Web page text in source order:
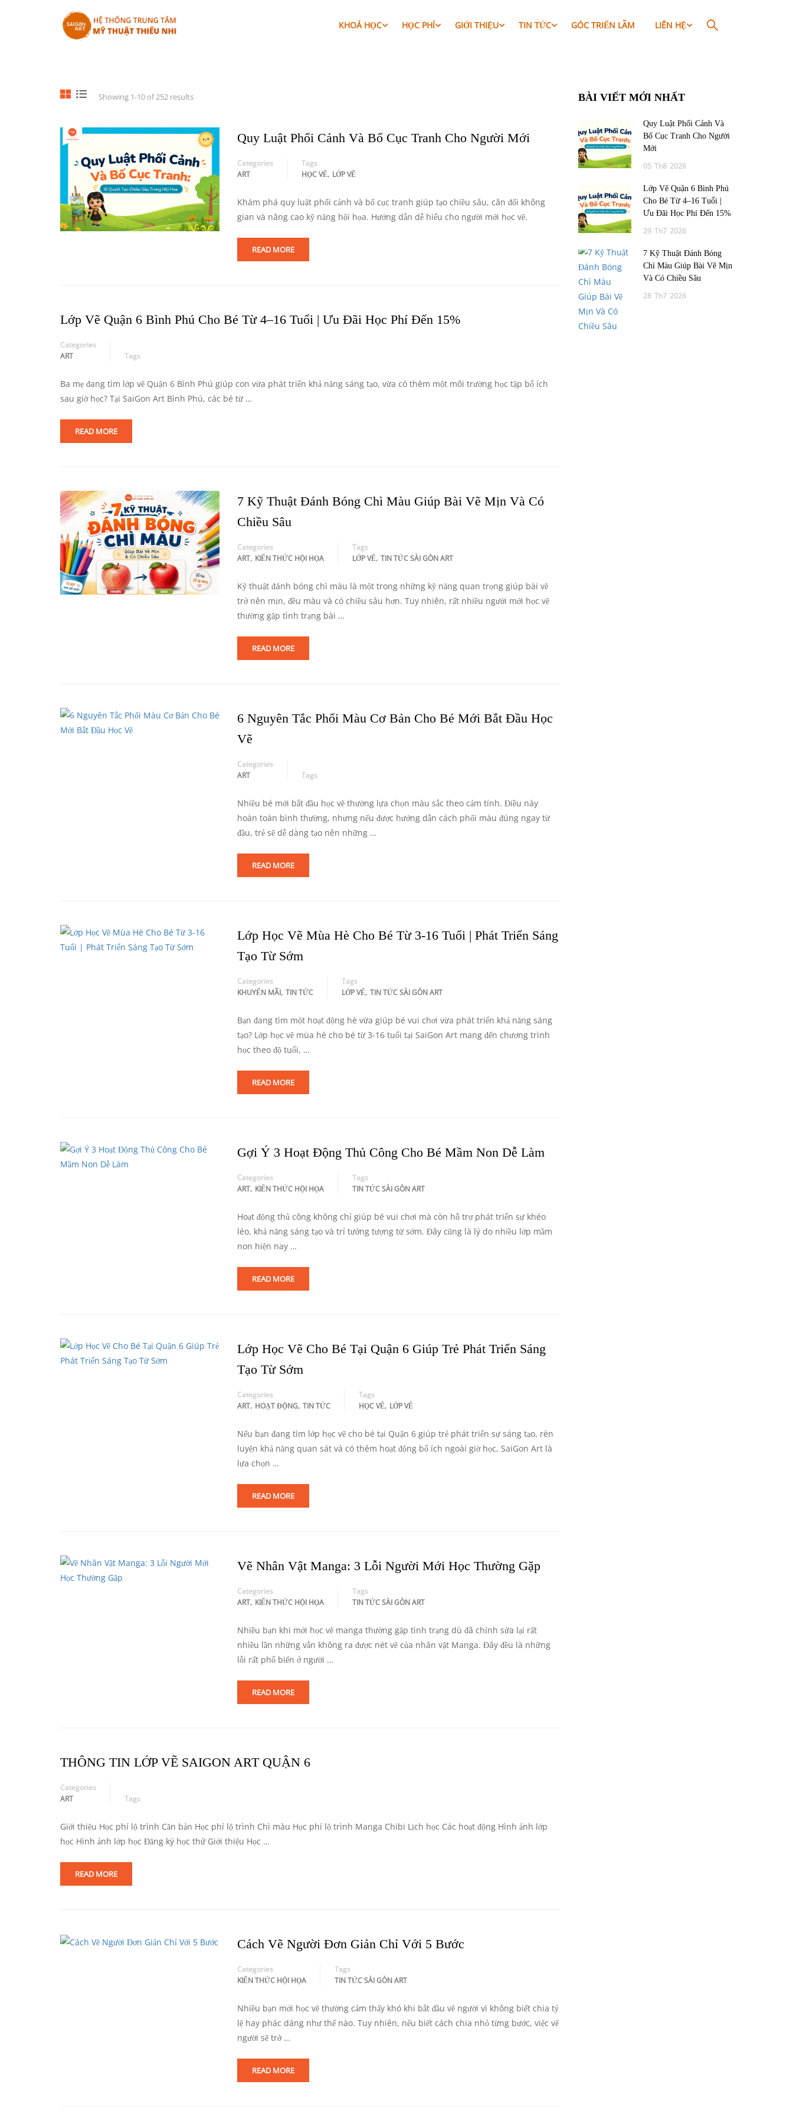
KHOÁ HỌC HỌC PHÍ GIỚI THIỆU TIN TỨC GÓC TRIỂN LÃM LIÊN HỆ
Showing 1-10 of 252 results
Quy Luật Phối Cảnh Và Bố Cục Tranh Cho Người Mới
Categories
ART
Tags
HỌC VẼ, LỚP VẼ
Khám phá quy luật phối cảnh và bố cục tranh giúp tạo chiều sâu, cân đối không
gian và nâng cao kỹ năng hội họa. Hướng dẫn dễ hiểu cho người mới học vẽ.
READ MORE
Lớp Vẽ Quận 6 Bình Phú Cho Bé Từ 4–16 Tuổi | Ưu Đãi Học Phí Đến 15%
Categories
ART
Tags
Ba mẹ đang tìm lớp vẽ Quận 6 Bình Phú giúp con vừa phát triển khả năng sáng tạo, vừa có thêm một môi trường học tập bổ ích
sau giờ học? Tại SaiGon Art Bình Phú, các bé từ …
READ MORE
7 Kỹ Thuật Đánh Bóng Chì Màu Giúp Bài Vẽ Mịn Và Có
Chiều Sâu
Categories
ART, KIẾN THỨC HỘI HỌA
Tags
LỚP VẼ, TIN TỨC SÀI GÒN ART
Kỹ thuật đánh bóng chì màu là một trong những kỹ năng quan trọng giúp bài vẽ
trở nên mịn, đều màu và có chiều sâu hơn. Tuy nhiên, rất nhiều người mới học vẽ
thường gặp tình trạng bài …
READ MORE
6 Nguyên Tắc Phối Màu Cơ Bản Cho Bé Mới Bắt Đầu Học
Vẽ
Categories
ART
Tags
Nhiều bé mới bắt đầu học vẽ thường lựa chọn màu sắc theo cảm tính. Điều này
hoàn toàn bình thường, nhưng nếu được hướng dẫn cách phối màu đúng ngay từ
đầu, trẻ sẽ dễ dàng tạo nên những …
READ MORE
Lớp Học Vẽ Mùa Hè Cho Bé Từ 3-16 Tuổi | Phát Triển Sáng
Tạo Từ Sớm
Categories
KHUYẾN MÃI, TIN TỨC
Tags
LỚP VẼ, TIN TỨC SÀI GÒN ART
Bạn đang tìm một hoạt động hè vừa giúp bé vui chơi vừa phát triển khả năng sáng
tạo? Lớp học vẽ mùa hè cho bé từ 3-16 tuổi tại SaiGon Art mang đến chương trình
học theo độ tuổi, …
READ MORE
Gợi Ý 3 Hoạt Động Thủ Công Cho Bé Mầm Non Dễ Làm
Categories
ART, KIẾN THỨC HỘI HỌA
Tags
TIN TỨC SÀI GÒN ART
Hoạt động thủ công không chỉ giúp bé vui chơi mà còn hỗ trợ phát triển sự khéo
léo, khả năng sáng tạo và trí tưởng tượng từ sớm. Đây cũng là lý do nhiều lớp mầm
non hiện nay …
READ MORE
Lớp Học Vẽ Cho Bé Tại Quận 6 Giúp Trẻ Phát Triển Sáng
Tạo Từ Sớm
Categories
ART, HOẠT ĐỘNG, TIN TỨC
Tags
HỌC VẼ, LỚP VẼ
Nếu bạn đang tìm lớp học vẽ cho bé tại Quận 6 giúp trẻ phát triển sự sáng tạo, rèn
luyện khả năng quan sát và có thêm hoạt động bổ ích ngoài giờ học, SaiGon Art là
lựa chọn …
READ MORE
Vẽ Nhân Vật Manga: 3 Lỗi Người Mới Học Thường Gặp
Categories
ART, KIẾN THỨC HỘI HỌA
Tags
TIN TỨC SÀI GÒN ART
Nhiều bạn khi mới học vẽ manga thường gặp tình trạng dù đã chỉnh sửa lại rất
nhiều lần những vẫn không ra được nét vẽ của nhân vật Manga. Đây đều là những
lỗi rất phổ biến ở người …
READ MORE
THÔNG TIN LỚP VẼ SAIGON ART QUẬN 6
Categories
ART
Tags
Giới thiệu Học phí lộ trình Căn bản Học phí lộ trình Chì màu Học phí lộ trình Manga Chibi Lịch học Các hoạt động Hình ảnh lớp
học Hình ảnh lớp học Đăng ký học thử Giới thiệu Học …
READ MORE
Cách Vẽ Người Đơn Giản Chỉ Với 5 Bước
Categories
KIẾN THỨC HỘI HỌA
Tags
TIN TỨC SÀI GÒN ART
Nhiều bạn mới học vẽ thường cảm thấy khó khi bắt đầu vẽ người vì không biết chia tỷ
lệ hay phác dáng như thế nào. Tuy nhiên, nếu biết cách chia nhỏ từng bước, việc vẽ
người sẽ trở …
READ MORE
BÀI VIẾT MỚI NHẤT
Quy Luật Phối Cảnh Và
Bố Cục Tranh Cho Người
Mới
05 Th8 2026
Lớp Vẽ Quận 6 Bình Phú
Cho Bé Từ 4–16 Tuổi |
Ưu Đãi Học Phí Đến 15%
29 Th7 2026
7 Kỹ Thuật Đánh Bóng
Chì Màu Giúp Bài Vẽ Mịn
Và Có Chiều Sâu
28 Th7 2026